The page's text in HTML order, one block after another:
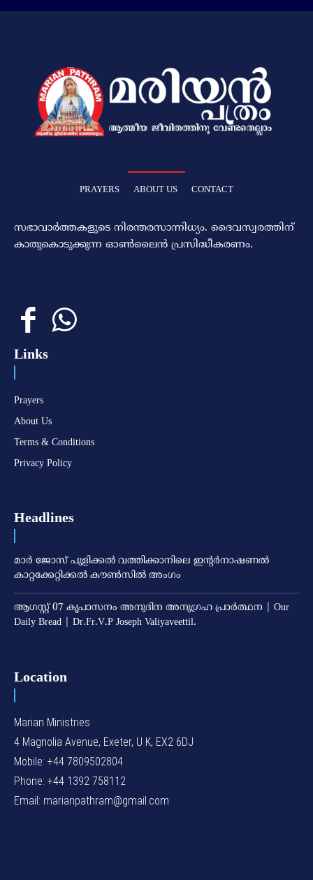
PRAYERS ABOUT US CONTACT
സഭാവാര്‍ത്തകളുടെ നിരന്തരസാന്നിധ്യം. ദൈവസ്വരത്തിന്‌
കാതുകൊടുക്കുന്ന ഓണ്‍ലൈന്‍ പ്രസിദ്ധീകരണം.
Links
Prayers
About Us
Terms & Conditions
Privacy Policy
Headlines
മാര്‍ ജോസ് പുളിക്കല്‍ വത്തിക്കാനിലെ ഇന്റര്‍നാഷണല്‍
കാറ്റക്കേറ്റിക്കല്‍ കൗണ്‍സില്‍ അംഗം
ആഗസ്റ്റ് 07 കൃപാസനം അനുദിന അനുഗ്രഹ പ്രാർത്ഥന | Our
Daily Bread | Dr.Fr.V.P Joseph Valiyaveettil.
Location
Marian Ministries
4 Magnolia Avenue, Exeter, U K, EX2 6DJ
Mobile: +44 7809502804
Phone: +44 1392 758112
Email: marianpathram@gmail.com